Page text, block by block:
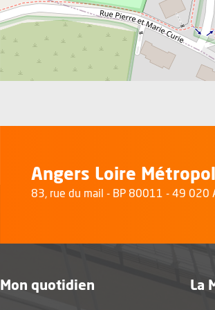
Angers Loire
83, rue du mail - BP 80011 - 49 020
Mon quotidien La